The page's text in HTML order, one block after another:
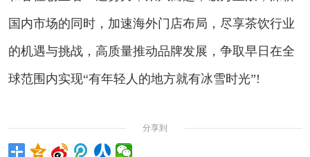
国内市场的同时，加速海外门店布局，尽享茶饮行业
的机遇与挑战，高质量推动品牌发展，争取早日在全
球范围内实现“有年轻人的地方就有冰雪时光”!
分享到